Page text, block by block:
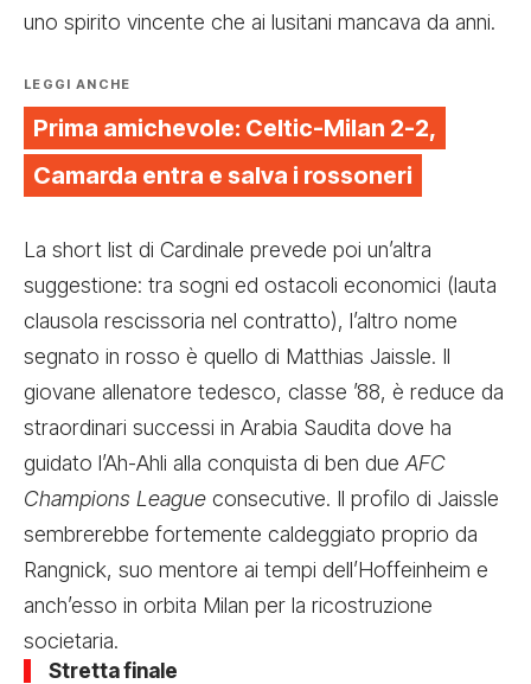
uno spirito vincente che ai lusitani mancava da anni.
LEGGI ANCHE
Prima amichevole: Celtic-Milan 2-2,
Camarda entra e salva i rossoneri
La short list di Cardinale prevede poi un’altra
suggestione: tra sogni ed ostacoli economici (lauta
clausola rescissoria nel contratto), l’altro nome
segnato in rosso è quello di Matthias Jaissle. Il
giovane allenatore tedesco, classe ’88, è reduce da
straordinari successi in Arabia Saudita dove ha
guidato l’Ah-Ahli alla conquista di ben due AFC
Champions League consecutive. Il profilo di Jaissle
sembrerebbe fortemente caldeggiato proprio da
Rangnick, suo mentore ai tempi dell’Hoffeinheim e
anch’esso in orbita Milan per la ricostruzione
societaria.
Stretta finale